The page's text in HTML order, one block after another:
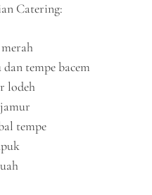
Catering:
dan tempe bacem
lodeh
tempe